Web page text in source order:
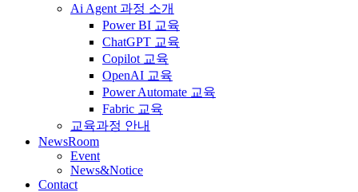
Ai Agent 과정 소개
Power BI 교육
ChatGPT 교육
Copilot 교육
OpenAI 교육
Power Automate 교육
Fabric 교육
교육과정 안내
NewsRoom
Event
News&Notice
Contact